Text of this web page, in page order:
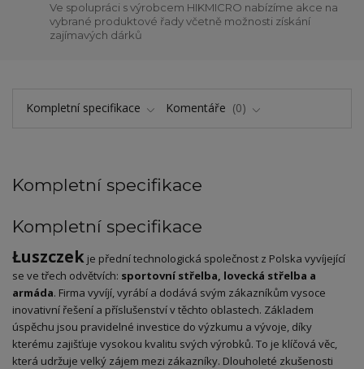
Ve spolupráci s výrobcem HIKMICRO nabízíme akce na
vybrané produktové řady včetně možnosti získání
zajímavých dárků
Kompletní specifikace Komentáře 0
Kompletní specifikace
Kompletní specifikace
Łuszczek je přední technologická společnost z Polska vyvíjející
se ve třech odvětvích: sportovní střelba, lovecká střelba a
armáda. Firma vyvíjí, vyrábí a dodává svým zákazníkům vysoce
inovativní řešení a příslušenství v těchto oblastech. Základem
úspěchu jsou pravidelné investice do výzkumu a vývoje, díky
kterému zajišťuje vysokou kvalitu svých výrobků. To je klíčová věc,
která udržuje velký zájem mezi zákazníky. Dlouholeté zkušenosti